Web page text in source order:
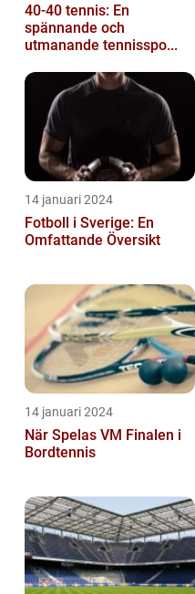
40-40 tennis: En
spännande och
utmanande tennisspo...
14 januari 2024
Fotboll i Sverige: En
Omfattande Översikt
14 januari 2024
När Spelas VM Finalen i
Bordtennis